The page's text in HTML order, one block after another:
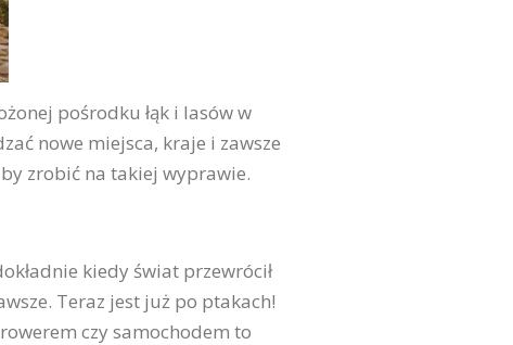
pośrodku łąk i lasów w
nowe miejsca, kraje i zawsze
zrobić na takiej wyprawie.
kiedy świat przewrócił
Teraz jest już po ptakach!
czy samochodem to